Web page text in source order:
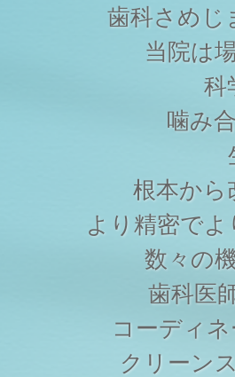
歯科さめじ
当院は
科
噛み
根本から
より精密で
数々の
歯科医
コーディ
クリーン